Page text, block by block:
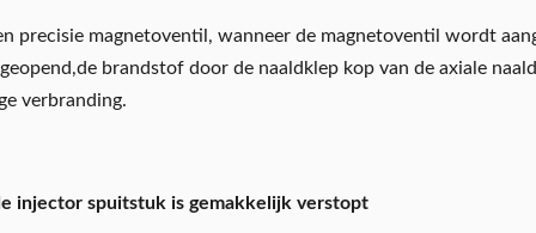
precisie magnetoventil, wanneer de magnetoventil wordt
brandstof door de naaldklep kop van de axiale
verbranding.
injector spuitstuk is gemakkelijk verstopt